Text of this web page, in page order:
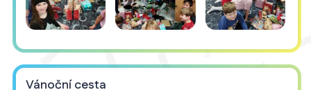
Vánoční cesta